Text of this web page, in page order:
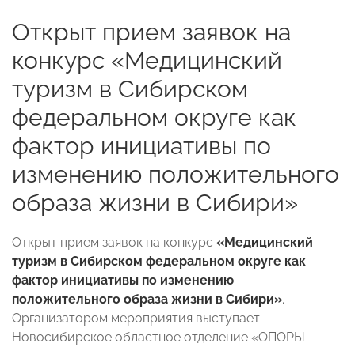
Открыт прием заявок на
конкурс «Медицинский
туризм в Сибирском
федеральном округе как
фактор инициативы по
изменению положительного
образа жизни в Сибири»
Открыт прием заявок на конкурс «Медицинский
туризм в Сибирском федеральном округе как
фактор инициативы по изменению
положительного образа жизни в Сибири».
Организатором мероприятия выступает
Новосибирское областное отделение «ОПОРЫ